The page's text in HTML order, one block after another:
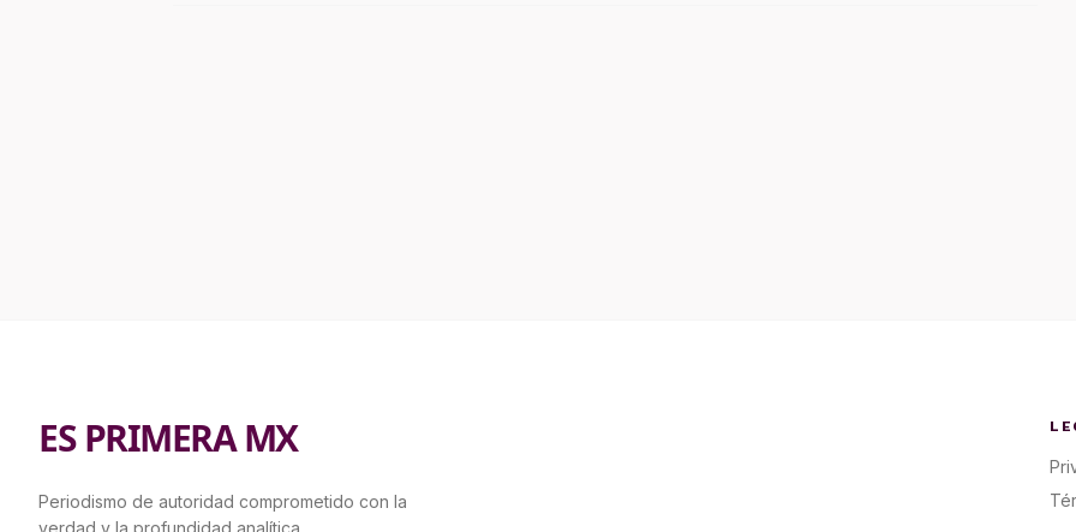
ES PRIMERA MX
Periodismo de autoridad comprometido con la
verdad y la profundidad analítica.